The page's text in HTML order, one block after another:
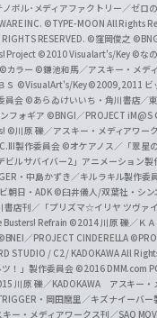
ボル･メディアファクトリー／ゼロ
INC. ©TYPE-MOON All Rights
RESERVED. ©窪岡俊之
Project ©2010 Visualart's/Key ©な
©カラー ©鎌池和馬／アスキー・メデ
Ｓ ©VisualArt's/Key©2009,2011 ビ
員会 ©あらゐけいいち・角川書店／
フォギア ©BNGI／PROJECT iM@S
©川原 礫／アスキー・メディアワー
製作委員会 ©オケアノス／「翠星
ルサバイバー2」アニメーション製
・中島かずき／キルラキル製作委
朝日・ADK ©臼井儀人/双葉社・シ
書店刊／「プリズマ☆イリヤ ツヴァ
Refrain ©2014 川原 礫／Ｋ
／PROJECT CINDERELLA
STUDIO / C2 / KADOKAWA All
！」製作委員会 ©2016 DMM.com
川原 礫／KADOKAWA アスキー・
・岡田麿里／キズナイーバー
・メディアワークス刊／SAO